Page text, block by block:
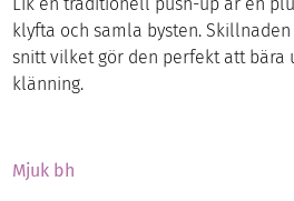
klyfta och samla bysten.
snitt vilket gör den perfekt att bära
klänning.
Mjuk bh